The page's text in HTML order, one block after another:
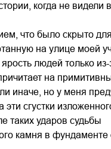
когда не видели
что было скрыто
на улице моей
людей только из-
на
иначе, но у меня
эти сгустки
таких ударов судьбы
камня в фундаменте